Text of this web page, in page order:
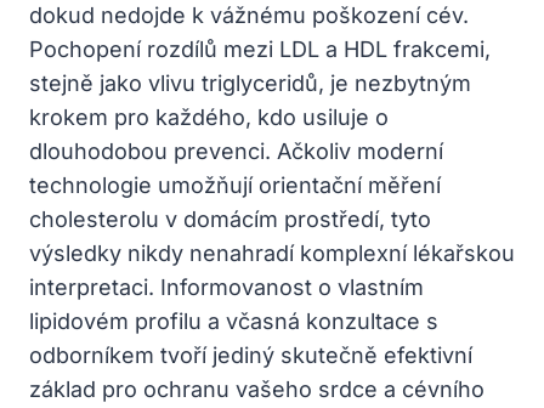
dokud nedojde k vážnému poškození cév.
Pochopení rozdílů mezi LDL a HDL frakcemi,
stejně jako vlivu triglyceridů, je nezbytným
krokem pro každého, kdo usiluje o
dlouhodobou prevenci. Ačkoliv moderní
technologie umožňují orientační měření
cholesterolu v domácím prostředí, tyto
výsledky nikdy nenahradí komplexní lékařskou
interpretaci. Informovanost o vlastním
lipidovém profilu a včasná konzultace s
odborníkem tvoří jediný skutečně efektivní
základ pro ochranu vašeho srdce a cévního